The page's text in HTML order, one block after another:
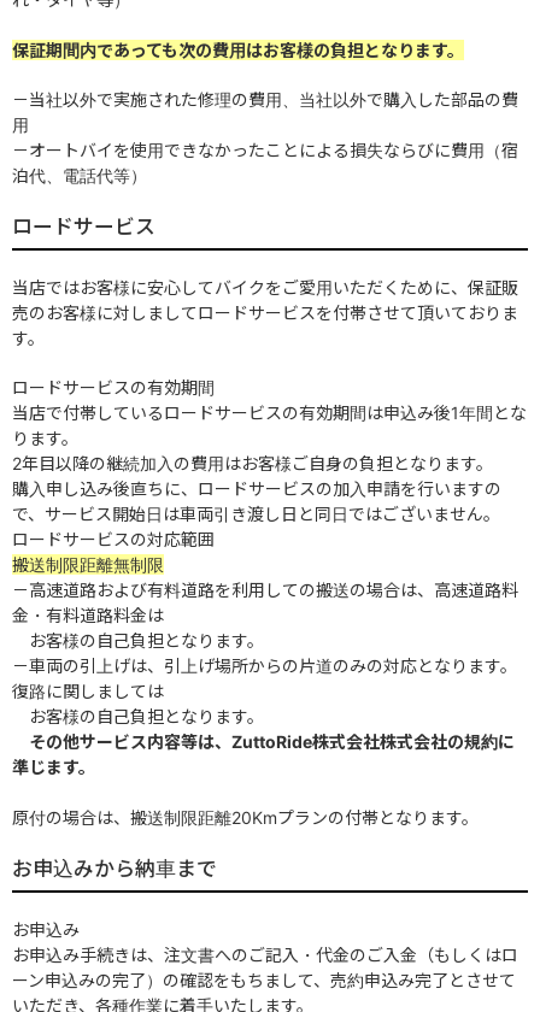
保証期間内であっても次の費用はお客様の負担となります。
－当社以外で実施された修理の費用、当社以外で購入した部品の費
用
－オートバイを使用できなかったことによる損失ならびに費用（宿
泊代、電話代等）
ロードサービス
当店ではお客様に安心してバイクをご愛用いただくために、保証販
売のお客様に対しましてロードサービスを付帯させて頂いておりま
す。
ロードサービスの有効期間
当店で付帯しているロードサービスの有効期間は申込み後1年間とな
ります。
2年目以降の継続加入の費用はお客様ご自身の負担となります。
購入申し込み後直ちに、ロードサービスの加入申請を行いますの
で、サービス開始日は車両引き渡し日と同日ではございません。
ロードサービスの対応範囲
搬送制限距離無制限
－高速道路および有料道路を利用しての搬送の場合は、高速道路料
金・有料道路料金は
お客様の自己負担となります。
－車両の引上げは、引上げ場所からの片道のみの対応となります。
復路に関しましては
お客様の自己負担となります。
その他サービス内容等は、ZuttoRide株式会社株式会社の規約に
準じます。
原付の場合は、搬送制限距離20Kmプランの付帯となります。
お申込みから納車まで
お申込み
お申込み手続きは、注文書へのご記入・代金のご入金（もしくはロ
ーン申込みの完了）の確認をもちまして、売約申込み完了とさせて
いただき、各種作業に着手いたします。